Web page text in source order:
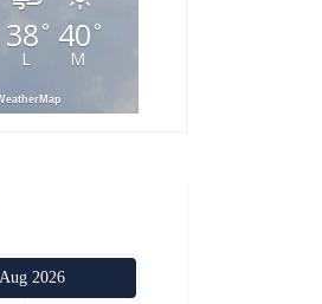
38 °
L
40 °
M
2026